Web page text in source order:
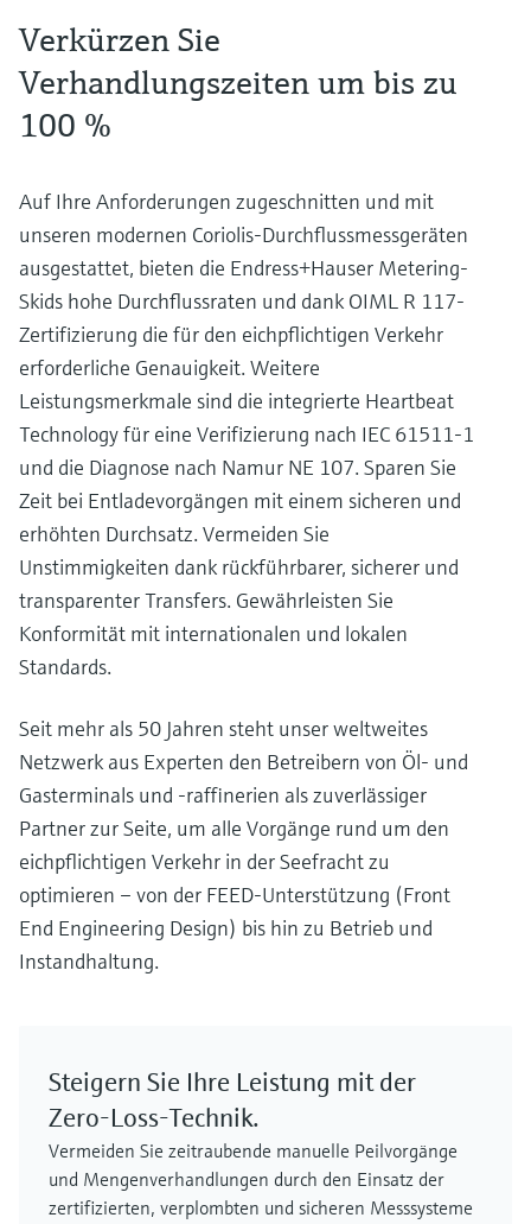
Verkürzen Sie
Verhandlungszeiten um bis zu
100 %
Auf Ihre Anforderungen zugeschnitten und mit
unseren modernen Coriolis-Durchflussmessgeräten
ausgestattet, bieten die Endress+Hauser Metering-
Skids hohe Durchflussraten und dank OIML R 117-
Zertifizierung die für den eichpflichtigen Verkehr
erforderliche Genauigkeit. Weitere
Leistungsmerkmale sind die integrierte Heartbeat
Technology für eine Verifizierung nach IEC 61511-1
und die Diagnose nach Namur NE 107. Sparen Sie
Zeit bei Entladevorgängen mit einem sicheren und
erhöhten Durchsatz. Vermeiden Sie
Unstimmigkeiten dank rückführbarer, sicherer und
transparenter Transfers. Gewährleisten Sie
Konformität mit internationalen und lokalen
Standards.
Seit mehr als 50 Jahren steht unser weltweites
Netzwerk aus Experten den Betreibern von Öl- und
Gasterminals und -raffinerien als zuverlässiger
Partner zur Seite, um alle Vorgänge rund um den
eichpflichtigen Verkehr in der Seefracht zu
optimieren – von der FEED-Unterstützung (Front
End Engineering Design) bis hin zu Betrieb und
Instandhaltung.
Steigern Sie Ihre Leistung mit der
Zero-Loss-Technik.
Vermeiden Sie zeitraubende manuelle Peilvorgänge
und Mengenverhandlungen durch den Einsatz der
zertifizierten, verplombten und sicheren Messsysteme